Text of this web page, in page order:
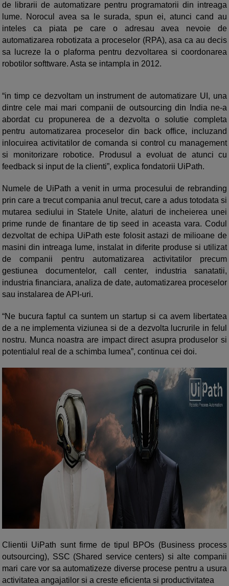
de librarii de automatizare pentru programatorii din intreaga
lume. Norocul avea sa le surada, spun ei, atunci cand au
inteles ca piata pe care o adresau avea nevoie de
automatizarea robotizata a proceselor (RPA), asa ca au decis
sa lucreze la o plaforma pentru dezvoltarea si coordonarea
robotilor softtware. Asta se intampla in 2012.
“in timp ce dezvoltam un instrument de automatizare UI, una
dintre cele mai mari companii de outsourcing din India ne-a
abordat cu propunerea de a dezvolta o solutie completa
pentru automatizarea proceselor din back office, incluzand
inlocuirea activitatilor de comanda si control cu management
si monitorizare robotice. Produsul a evoluat de atunci cu
feedback si input de la clienti”, explica fondatorii UiPath.
Numele de UiPath a venit in urma procesului de rebranding
prin care a trecut compania anul trecut, care a adus totodata si
mutarea sediului in Statele Unite, alaturi de incheierea unei
prime runde de finantare de tip seed in aceasta vara. Codul
dezvoltat de echipa UiPath este folosit astazi de milioane de
masini din intreaga lume, instalat in diferite produse si utilizat
de companii pentru automatizarea activitatilor precum
gestiunea documentelor, call center, industria sanatatii,
industria financiara, analiza de date, automatizarea proceselor
sau instalarea de API-uri.
“Ne bucura faptul ca suntem un startup si ca avem libertatea
de a ne implementa viziunea si de a dezvolta lucrurile in felul
nostru. Munca noastra are impact direct asupra produselor si
potentialul real de a schimba lumea”, continua cei doi.
Clientii UiPath sunt firme de tipul BPOs (Business process
outsourcing), SSC (Shared service centers) si alte companii
mari care vor sa automatizeze diverse procese pentru a usura
activitatea angajatilor si a creste eficienta si productivitatea